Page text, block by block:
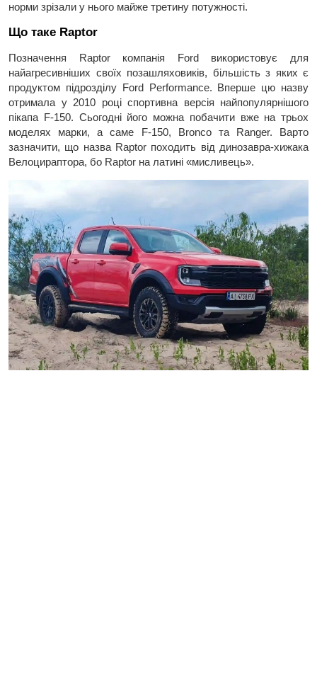
норми зрізали у нього майже третину потужності.
Що таке Raptor
Позначення Raptor компанія Ford використовує для
найагресивніших своїх позашляховиків, більшість з яких є
продуктом підрозділу Ford Performance. Вперше цю назву
отримала у 2010 році спортивна версія найпопулярнішого
пікапа F-150. Сьогодні його можна побачити вже на трьох
моделях марки, а саме F-150, Bronco та Ranger. Варто
зазначити, що назва Raptor походить від динозавра-хижака
Велоцираптора, бо Raptor на латині «мисливець».